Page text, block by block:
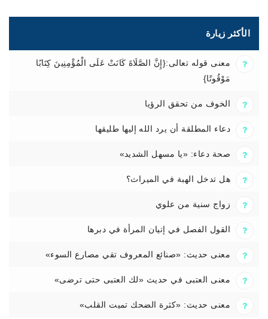
الأكثر زيارة
معنى قوله تعالى:{إِنَّ الصَّلَاةَ كَانَتْ عَلَى الْمُؤْمِنِينَ كِتَابًا
مَوْقُوتًا}
الخوف من تحقق الرؤيا
دعاء المطلقة أن يرد الله إليها طليقها
صحة دعاء: «يا مسهل الشديد»
هل تدخل الهبة في الميراث؟
زواج سنية من علوي
القول الفصل في إتيان المرأة في دبرها
معنى حديث: «صنائع المعروف تقي مصارع السوء»
معنى العتبى في حديث «لك العتبى حتى ترضى»
معنى حديث: «كثرة الضحك تميت القلب»